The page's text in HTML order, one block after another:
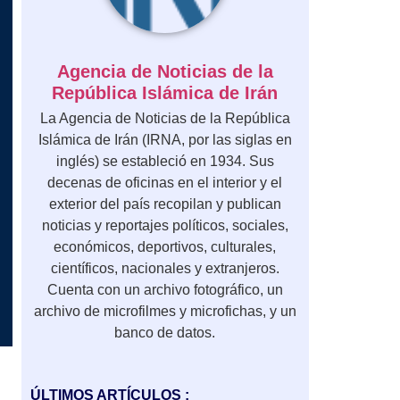
Agencia de Noticias de la
República Islámica de Irán
La Agencia de Noticias de la República
Islámica de Irán (IRNA, por las siglas en
inglés) se estableció en 1934. Sus
decenas de oficinas en el interior y el
exterior del país recopilan y publican
noticias y reportajes políticos, sociales,
económicos, deportivos, culturales,
científicos, nacionales y extranjeros.
Cuenta con un archivo fotográfico, un
archivo de microfilmes y microfichas, y un
banco de datos.
ÚLTIMOS ARTÍCULOS :